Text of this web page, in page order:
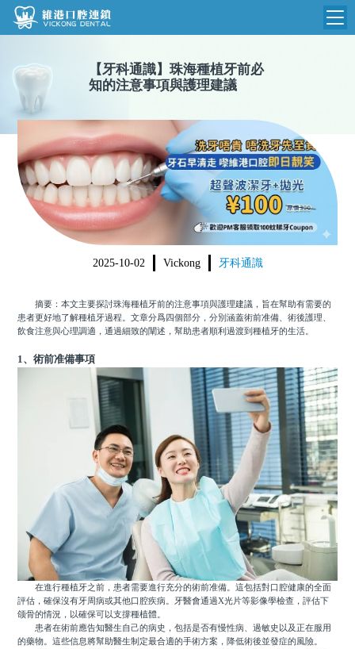
維港首頁
品牌介紹
環境設備
醫院新聞
收費標準
N
收費總表
植牙收費
根管收費
美學收費
箍牙收費
醫生團隊
門診時間
【 牙科通識】 珠海種植牙前必
知的注意事項與護理建議
2025-10-02 Vickong 牙科通識
摘要：本文主要探討珠海種植牙前的注意事項與護理建議，旨在幫助有需要的
患者更好地了解種植牙過程。文章分爲四個部分，分別涵蓋術前准備、術後護理、
飲食注意與心理調適，通過細致的闡述，幫助患者順利過渡到種植牙的生活。
1、術前准備事項
在進行種植牙之前，患者需要進行充分的術前准備。這包括對口腔健康的全面
評估，確保沒有牙周病或其他口腔疾病。牙醫會通過X光片等影像學檢查，評估下
颌骨的情況，以確保可以支撐種植體。
患者在術前應告知醫生自己的病史，包括是否有慢性病、過敏史以及正在服用
的藥物。這些信息將幫助醫生制定最合適的手術方案，降低術後並發症的風險。